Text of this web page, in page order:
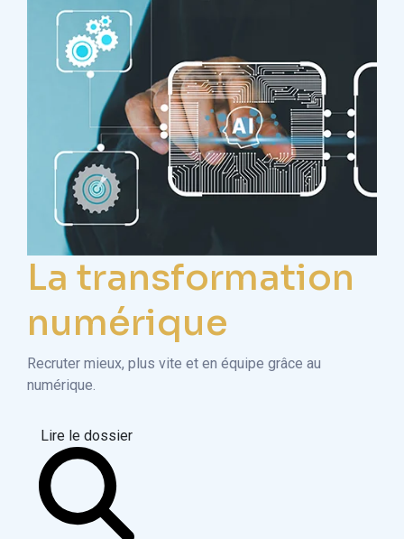
La transformation
numérique
Recruter mieux, plus vite et en équipe grâce au
numérique.
Lire le dossier